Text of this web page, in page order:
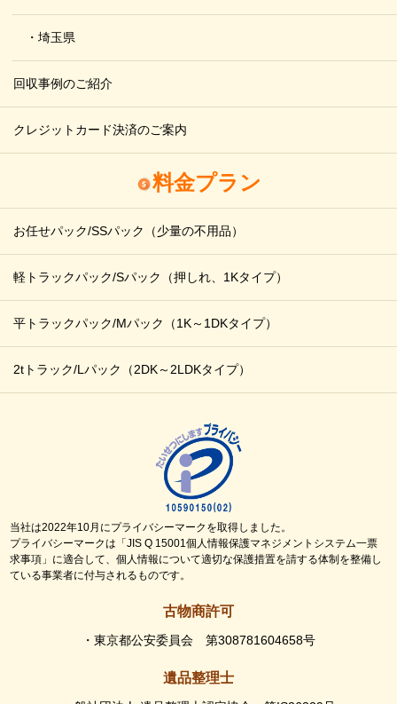
・埼玉県
回収事例のご紹介
クレジットカード決済のご案内
料金プラン
お任せパック/SSパック （少量の不用品）
軽トラックパック/Sパック （押しれ、1Kタイプ）
平トラックパック/Mパック （1K～1DKタイプ）
2tトラック/Lパック （2DK～2LDKタイプ）
当社は2022年10月にプライバシーマークを取得しました。
プライバシーマークは「JIS Q 15001個人情報保護マネジメントシステム一票
求事項」に適合して、個人情報について適切な保護措置を請する体制を整備し
ている事業者に付与されるものです。
古物商許可
・東京都公安委員会 第308781604658号
遺品整理士